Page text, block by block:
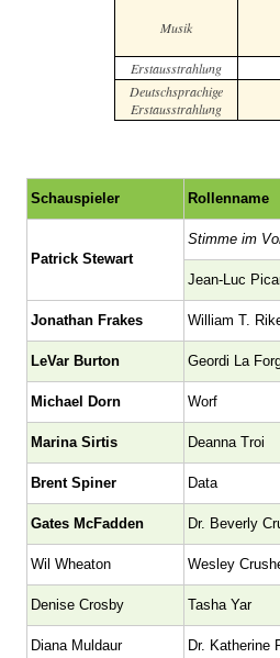
Musik
Erstausstrahlung
Deutschsprachige
Erstausstrahlung
Schauspieler Rollenname
Patrick Stewart
Stimme im
Jean-Luc
Jonathan Frakes William T.
LeVar Burton Geordi La
Michael Dorn Worf
Marina Sirtis Deanna Troi
Brent Spiner Data
Gates McFadden Dr. Beverly
Wil Wheaton Wesley
Denise Crosby Tasha Yar
Diana Muldaur Dr. Katherine